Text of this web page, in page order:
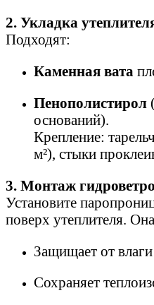
2. Укладка
Подходят:
Каменная вата
Пенополистирол
оснований).
Крепление:
м²), стыки
3. Монтаж
Установите
поверх утеплителя.
Защищает от влаги
Сохраняет